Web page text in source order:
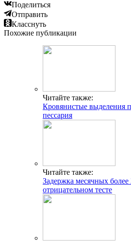
Поделиться
Отправить
Класснуть
Похожие публикации
Читайте также:
Кровянистые выделения
пессария
Читайте также:
Задержка месячных
отрицательном тесте